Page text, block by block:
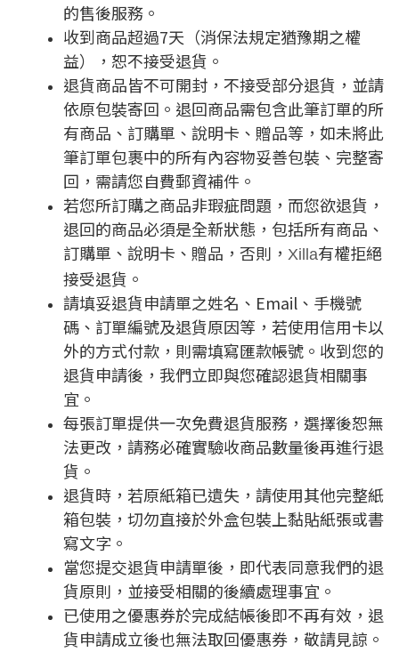
的售後服務。
收到商品超過7天（消保法規定猶豫期之權
益），恕不接受退貨。
退貨商品皆不可開封，不接受部分退貨，並請
依原包裝寄回。退回商品需包含此筆訂單的所
有商品、訂購單、說明卡、贈品等，如未將此
筆訂單包裹中的所有內容物妥善包裝、完整寄
回，需請您自費郵資補件。
若您所訂購之商品非瑕疵問題，而您欲退貨，
退回的商品必須是全新狀態，包括所有商品、
訂購單、說明卡、贈品，否則， Xilla有權拒絕
接受退貨。
請填妥退貨申請單之姓名、 Email 、手機號
碼、訂單編號及退貨原因等，若使用信用卡以
外的方式付款，則需填寫匯款帳號。收到您的
退貨申請後，我們立即與您確認退貨相關事
宜。
每張訂單提供一次免費退貨服務，選擇後恕無
法更改，請務必確實驗收商品數量後再進行退
貨。
退貨時，若原紙箱已遺失，請使用其他完整紙
箱包裝，切勿直接於外盒包裝上黏貼紙張或書
寫文字。
當您提交退貨申請單後，即代表同意我們的退
貨原則，並接受相關的後續處理事宜。
已使用之優惠券於完成結帳後即不再有效，退
貨申請成立後也無法取回優惠券，敬請見諒。